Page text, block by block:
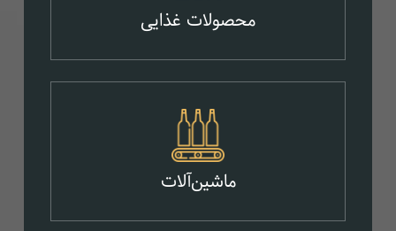
محصولات غذایی
ماشین‌آلات